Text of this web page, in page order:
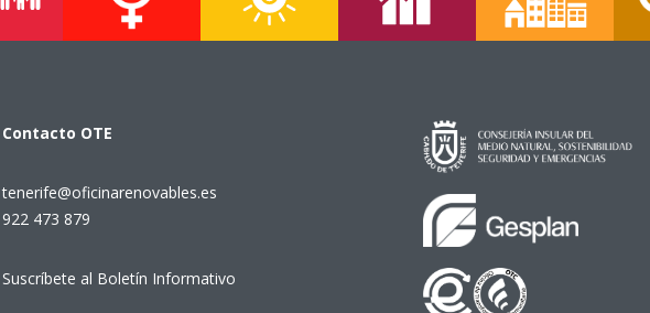
Contacto OTE
tenerife@oficinarenovables.es
922 473 879
Suscríbete al Boletín Informativo